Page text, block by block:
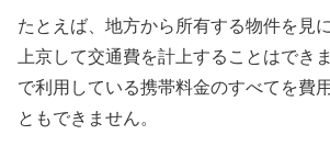
たとえば、地方から所有する物件を見
上京して交通費を計上することはでき
で利用している携帯料金のすべてを費
ともできません。